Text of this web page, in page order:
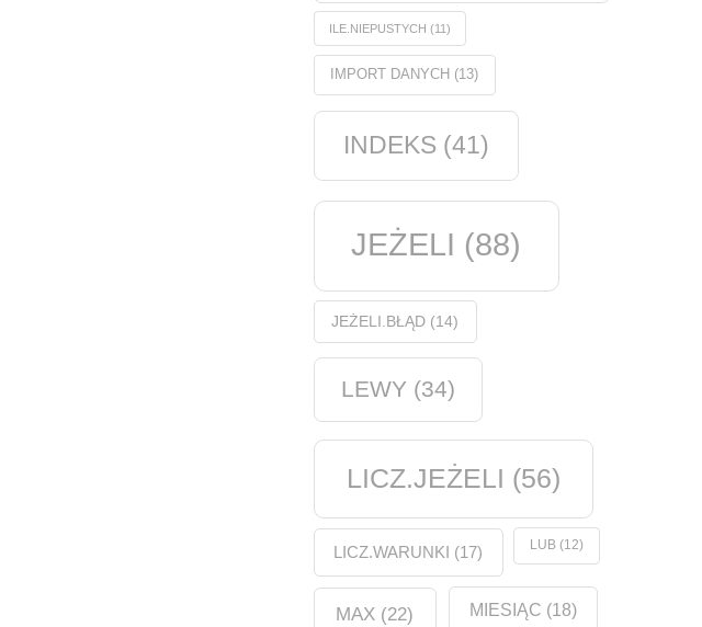
ILE.NIEPUSTYCH (11)
IMPORT DANYCH (13)
INDEKS (41)
JEŻELI (88)
JEŻELI.BŁĄD (14)
LEWY (34)
LICZ.JEŻELI (56)
LICZ.WARUNKI (17) LUB(12)
MAX (22) MIESIĄC (18)